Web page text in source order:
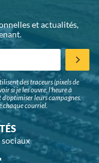
et actualités,
des traceurs (pixels de
si je les ouvre, l'heure à
leurs campagnes.
chaque courriel.
sociaux